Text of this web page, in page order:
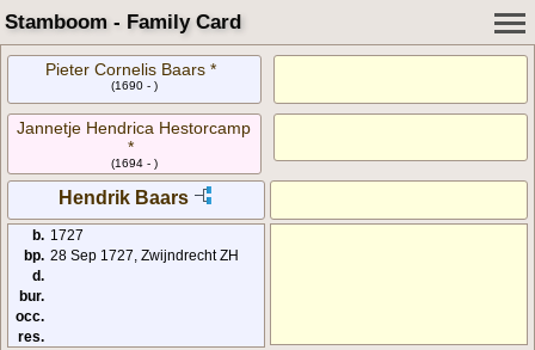
Stamboom - Family Card
Pieter Cornelis Baars *
(1690 - )
Jannetje Hendrica Hestorcamp
*
(1694 - )
Hendrik Baars
b. 1727
bp. 28 Sep 1727, Zwijndrecht ZH
d.
bur.
occ.
res.